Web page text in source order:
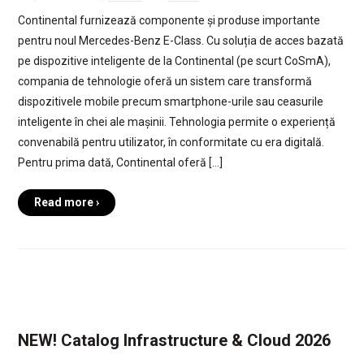
Continental furnizează componente și produse importante
pentru noul Mercedes-Benz E-Class. Cu soluția de acces bazată
pe dispozitive inteligente de la Continental (pe scurt CoSmA),
compania de tehnologie oferă un sistem care transformă
dispozitivele mobile precum smartphone-urile sau ceasurile
inteligente în chei ale mașinii. Tehnologia permite o experiență
convenabilă pentru utilizator, în conformitate cu era digitală.
Pentru prima dată, Continental oferă […]
Read more ›
NEW! Catalog Infrastructure & Cloud 2026